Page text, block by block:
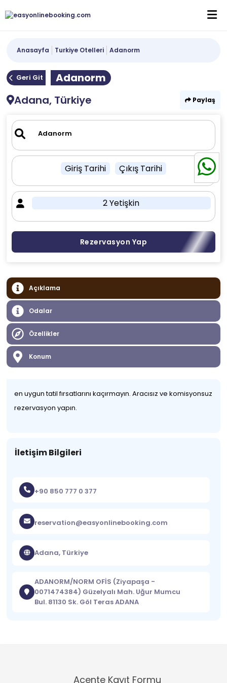
Anasayfa Turkiye Otelleri Adanorm
Geri Git
Adanorm
Adana, Türkiye
Paylaş
Giriş Tarihi Çıkış Tarihi
2 Yetişkin
Rezervasyon Yap
Açıklama
Odalar
Özellikler
Konum
en uygun tatil fırsatlarını kaçırmayın. Aracısız ve komisyonsuz
rezervasyon yapın.
İletişim Bilgileri
+90 850 777 0 377
reservation@easyonlinebooking.com
Adana, Türkiye
ADANORM/NORM OFİS (Ziyapaşa -
0071474384) Güzelyalı Mah. Uğur Mumcu
Bul. 81130 Sk. Göl Teras ADANA
Acente Kayıt Formu